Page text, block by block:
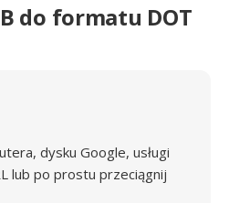
do formatu DOT
dysku Google, usługi
lub po prostu przeciągnij